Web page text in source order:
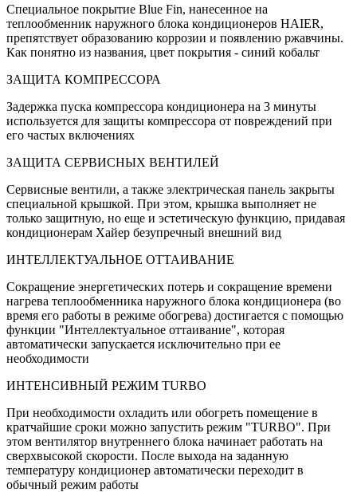
Специальное покрытие Blue Fin, нанесенное на
теплообменник наружного блока кондиционеров HAIER,
препятствует образованию коррозии и появлению ржавчины.
Как понятно из названия, цвет покрытия - синий кобальт
ЗАЩИТА КОМПРЕССОРА
Задержка пуска компрессора кондиционера на 3 минуты
используется для защиты компрессора от повреждений при
его частых включениях
ЗАЩИТА СЕРВИСНЫХ ВЕНТИЛЕЙ
Сервисные вентили, а также электрическая панель закрыты
специальной крышкой. При этом, крышка выполняет не
только защитную, но еще и эстетическую функцию, придавая
кондиционерам Хайер безупречный внешний вид
ИНТЕЛЛЕКТУАЛЬНОЕ ОТТАИВАНИЕ
Сокращение энергетических потерь и сокращение времени
нагрева теплообменника наружного блока кондиционера (во
время его работы в режиме обогрева) достигается с помощью
функции "Интеллектуальное оттаивание", которая
автоматически запускается исключительно при ее
необходимости
ИНТЕНСИВНЫЙ РЕЖИМ TURBO
При необходимости охладить или обогреть помещение в
кратчайшие сроки можно запустить режим "TURBO". При
этом вентилятор внутреннего блока начинает работать на
сверхвысокой скорости. После выхода на заданную
температуру кондиционер автоматически переходит в
обычный режим работы